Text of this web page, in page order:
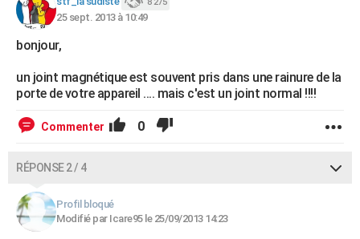
Dictionnaire
Biographies
Citations
Expressions
Proverbes
PROGRAMME TV
S'inscrire
Se connecter
Lycées
Collèges
Primaires
Universités
Entreprises
Service militaire
Avis de recherche
AVIS DE DÉCÈS
FORUM
25 sept. 2013 à 10:49
bonjour,
un joint magnétique est souvent pris dans une rainure de la
porte de votre appareil .... mais c'est un joint normal !!!!
Commenter 0
RÉPONSE 2 / 4
Profil bloqué
Modifié par Icare95 le 25/09/2013 14:23